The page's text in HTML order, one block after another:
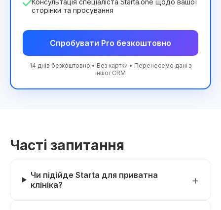
Консультація спеціаліста Starta.one щодо вашої
сторінки та просування
Спробувати Pro безкоштовно
14 днів безкоштовно • Без картки • Перенесемо дані з
іншої CRM
Часті запитання
Чи підійде Starta для приватна
клініка?